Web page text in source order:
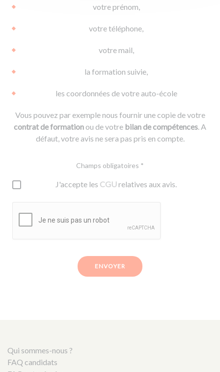
votre prénom,
votre téléphone,
votre mail,
la formation suivie,
les coordonnées de votre auto-école
Vous pouvez par exemple nous fournir une copie de votre
contrat de formationou de votre bilan de compétences. A
défaut, votre avis ne sera pas pris en compte.
Champs obligatoires *
J'accepte les CGUrelatives aux avis.
ENVOYER
Qui sommes-nous ?
FAQ candidats